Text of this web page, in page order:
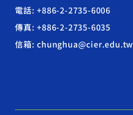
電話: +886-2-2735-6006
傳真: +886-2-2735-6035
信箱: chunghua@cier.edu.tw